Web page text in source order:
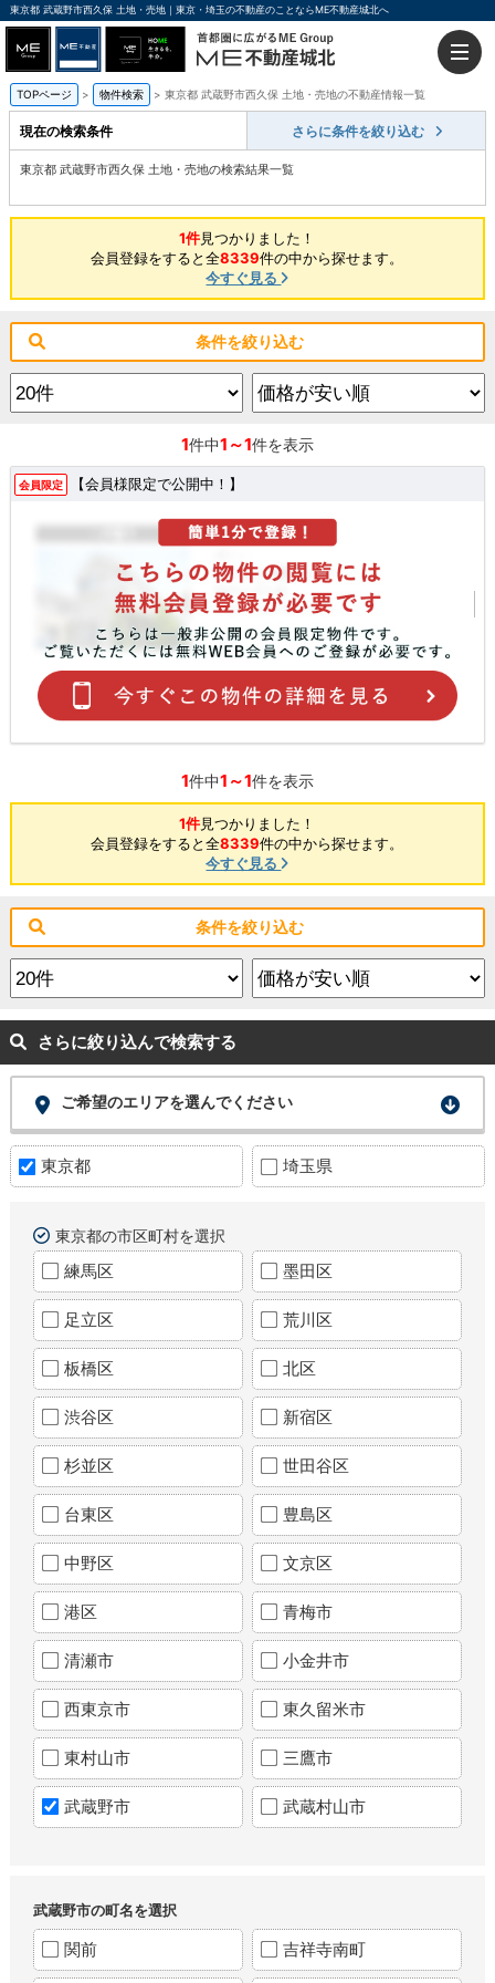
東京都 武蔵野市西久保 土地・売地｜東京・埼玉の不動産のことならME不動産城北へ
TOPページ 物件検索 東京都 武蔵野市西久保 土地・売地の不動産情報一覧
現在の検索条件 さらに条件を絞り込む
東京都 武蔵野市西久保 土地・売地の検索結果一覧
1件見つかりました！
会員登録をすると全8339件の中から探せます。
今すぐ見る
条件を絞り込む
1件中1～1件を表示
会員限定 【会員様限定で公開中！】
1件中1～1件を表示
1件見つかりました！
会員登録をすると全8339件の中から探せます。
今すぐ見る
条件を絞り込む
さらに絞り込んで検索する
ご希望のエリアを選んでください
東京都 埼玉県
東京都の市区町村を選択
練馬区 墨田区
足立区 荒川区
板橋区 北区
渋谷区 新宿区
杉並区 世田谷区
台東区 豊島区
中野区 文京区
港区 青梅市
清瀬市 小金井市
西東京市 東久留米市
東村山市 三鷹市
武蔵野市 武蔵村山市
武蔵野市の町名を選択
関前 吉祥寺南町